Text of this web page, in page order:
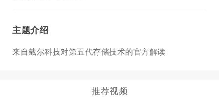
主题介绍
来自戴尔科技对第五代存储技术的官方解读
推荐视频